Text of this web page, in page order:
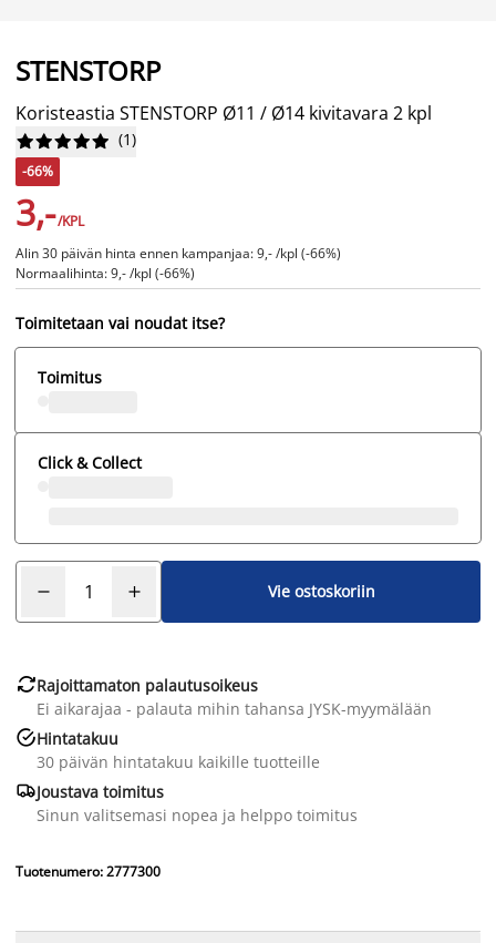
STENSTORP
Koristeastia STENSTORP Ø11 / Ø14 kivitavara 2 kpl





 (1)
-66%
3,-/KPL
Alin 30 päivän hinta ennen kampanjaa: 9,- /kpl (-66%)
Normaalihinta: 9,- /kpl (-66%)
Toimitetaan vai noudat itse?
Toimitus
Click & Collect
Vie ostoskoriin
Rajoittamaton palautusoikeus
Ei aikarajaa - palauta mihin tahansa JYSK-myymälään
Hintatakuu
30 päivän hintatakuu kaikille tuotteille
Joustava toimitus
Sinun valitsemasi nopea ja helppo toimitus
Tuotenumero: 2777300